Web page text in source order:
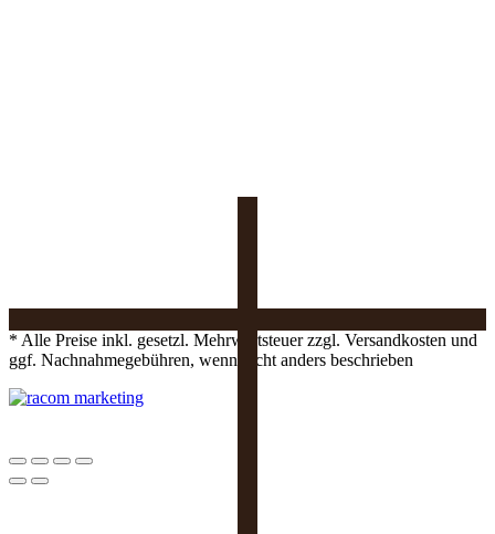
* Alle Preise inkl. gesetzl. Mehrwertsteuer zzgl. Versandkosten und
ggf. Nachnahmegebühren, wenn nicht anders beschrieben